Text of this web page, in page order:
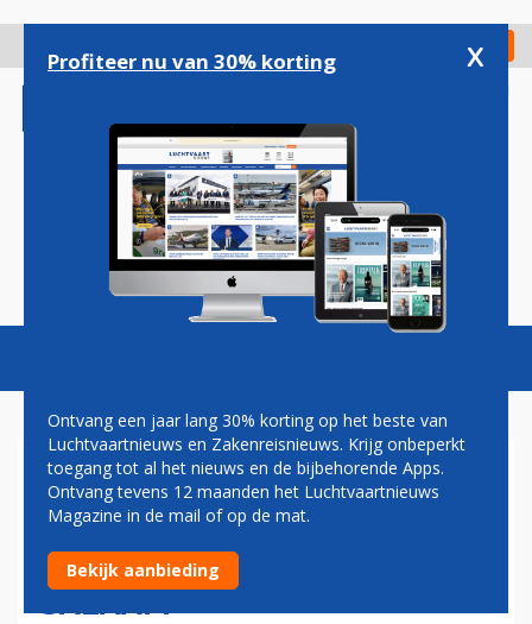
gaan
Check in
Magazine Podcasts Vacatures
KLM STUURT NIEUWE AIRBUS
A350 ALS EERSTE NAAR
TORONTO EN DAR ES
SALAAM
Profiteer nu van 30% korting x
Ontvang een jaar lang 30% korting op het beste van
Luchtvaartnieuws en Zakenreisnieuws. Krijg onbeperkt
toegang tot al het nieuws en de bijbehorende Apps.
Ontvang tevens 12 maanden het Luchtvaartnieuws
Magazine in de mail of op de mat.
Bekijk aanbieding